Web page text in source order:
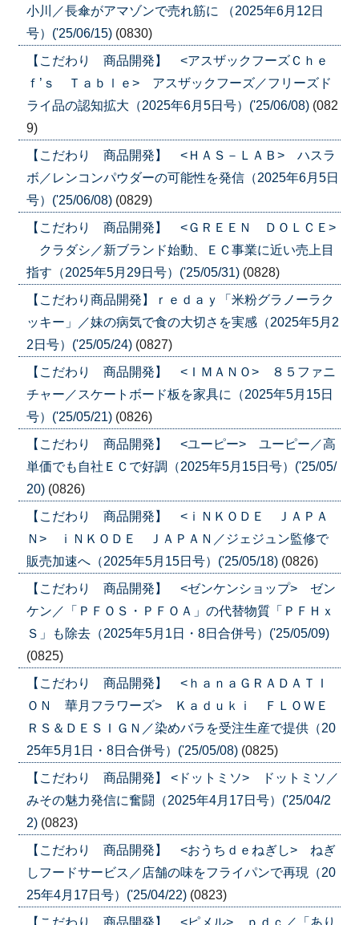
小川／長傘がアマゾンで売れ筋に （2025年6月12日
号）('25/06/15) (0830)
【こだわり 商品開発】 <アスザックフーズＣｈｅ
ｆ’ｓ Ｔａｂｌｅ> アスザックフーズ／フリーズド
ライ品の認知拡大（2025年6月5日号）('25/06/08) (082
9)
【こだわり 商品開発】 <ＨＡＳ－ＬＡＢ> ハスラ
ボ／レンコンパウダーの可能性を発信（2025年6月5日
号）('25/06/08) (0829)
【こだわり 商品開発】 <ＧＲＥＥＮ ＤＯＬＣＥ>
クラダシ／新ブランド始動、ＥＣ事業に近い売上目
指す（2025年5月29日号）('25/05/31) (0828)
【こだわり商品開発】ｒｅｄａｙ「米粉グラノーラク
ッキー」／妹の病気で食の大切さを実感（2025年5月2
2日号）('25/05/24) (0827)
【こだわり 商品開発】 <ＩＭＡＮＯ> ８５ファニ
チャー／スケートボード板を家具に（2025年5月15日
号）('25/05/21) (0826)
【こだわり 商品開発】 <ユーピー> ユーピー／高
単価でも自社ＥＣで好調（2025年5月15日号）('25/05/
20) (0826)
【こだわり 商品開発】 <ｉＮＫＯＤＥ ＪＡＰＡ
Ｎ> ｉＮＫＯＤＥ ＪＡＰＡＮ／ジェジュン監修で
販売加速へ（2025年5月15日号）('25/05/18) (0826)
【こだわり 商品開発】 <ゼンケンショップ> ゼン
ケン／「ＰＦＯＳ・ＰＦＯＡ」の代替物質「ＰＦＨｘ
Ｓ」も除去（2025年5月1日・8日合併号）('25/05/09)
(0825)
【こだわり 商品開発】 <ｈａｎａＧＲＡＤＡＴＩ
ＯＮ 華月フラワーズ> Ｋａｄｕｋｉ ＦＬＯＷＥ
ＲＳ＆ＤＥＳＩＧＮ／染めバラを受注生産で提供（20
25年5月1日・8日合併号）('25/05/08) (0825)
【こだわり 商品開発】 <ドットミソ> ドットミソ／
みその魅力発信に奮闘（2025年4月17日号）('25/04/2
2) (0823)
【こだわり 商品開発】 <おうちｄｅねぎし> ねぎ
しフードサービス／店舗の味をフライパンで再現（20
25年4月17日号）('25/04/22) (0823)
【こだわり 商品開発】 <ピメル> ｐｄｃ／「あり